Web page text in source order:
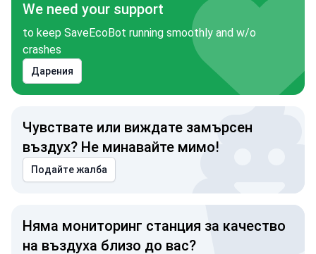
We need your support
to keep SaveEcoBot running smoothly and w/o
crashes
Дарения
Чувствате или виждате замърсен
въздух? Не минавайте мимо!
Подайте жалба
Няма мониторинг станция за качество
на въздуха близо до вас?